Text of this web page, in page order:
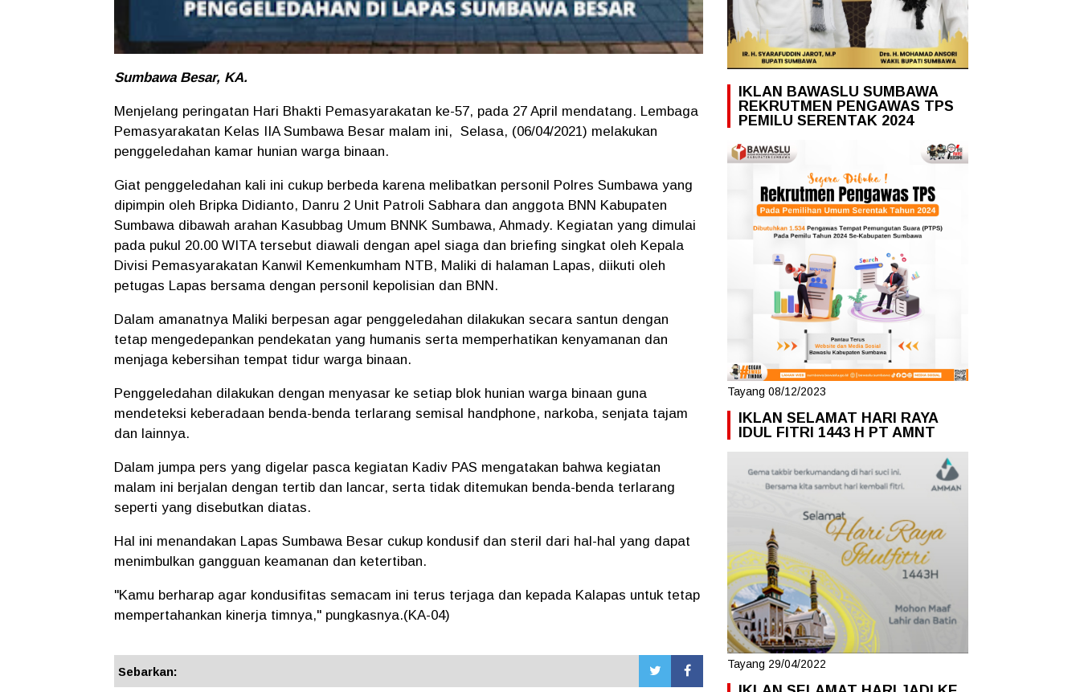
Sumbawa Besar, KA.
Menjelang peringatan Hari Bhakti Pemasyarakatan ke-57, pada 27 April mendatang. Lembaga
Pemasyarakatan Kelas IIA Sumbawa Besar malam ini, Selasa, (06/04/2021) melakukan
penggeledahan kamar hunian warga binaan.
Giat penggeledahan kali ini cukup berbeda karena melibatkan personil Polres Sumbawa yang
dipimpin oleh Bripka Didianto, Danru 2 Unit Patroli Sabhara dan anggota BNN Kabupaten
Sumbawa dibawah arahan Kasubbag Umum BNNK Sumbawa, Ahmady. Kegiatan yang dimulai
pada pukul 20.00 WITA tersebut diawali dengan apel siaga dan briefing singkat oleh Kepala
Divisi Pemasyarakatan Kanwil Kemenkumham NTB, Maliki di halaman Lapas, diikuti oleh
petugas Lapas bersama dengan personil kepolisian dan BNN.
Dalam amanatnya Maliki berpesan agar penggeledahan dilakukan secara santun dengan
tetap mengedepankan pendekatan yang humanis serta memperhatikan kenyamanan dan
menjaga kebersihan tempat tidur warga binaan.
Penggeledahan dilakukan dengan menyasar ke setiap blok hunian warga binaan guna
mendeteksi keberadaan benda-benda terlarang semisal handphone, narkoba, senjata tajam
dan lainnya.
Dalam jumpa pers yang digelar pasca kegiatan Kadiv PAS mengatakan bahwa kegiatan
malam ini berjalan dengan tertib dan lancar, serta tidak ditemukan benda-benda terlarang
seperti yang disebutkan diatas.
Hal ini menandakan Lapas Sumbawa Besar cukup kondusif dan steril dari hal-hal yang dapat
menimbulkan gangguan keamanan dan ketertiban.
"Kamu berharap agar kondusifitas semacam ini terus terjaga dan kepada Kalapas untuk tetap
mempertahankan kinerja timnya," pungkasnya.(KA-04)
Sebarkan:
IKLAN BAWASLU SUMBAWA
REKRUTMEN PENGAWAS TPS
PEMILU SERENTAK 2024
Tayang 08/12/2023
IKLAN SELAMAT HARI RAYA
IDUL FITRI 1443 H PT AMNT
Tayang 29/04/2022